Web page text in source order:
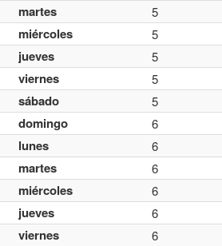
martes 5
miércoles 5
jueves 5
viernes 5
sábado 5
domingo 6
lunes 6
martes 6
miércoles 6
jueves 6
viernes 6